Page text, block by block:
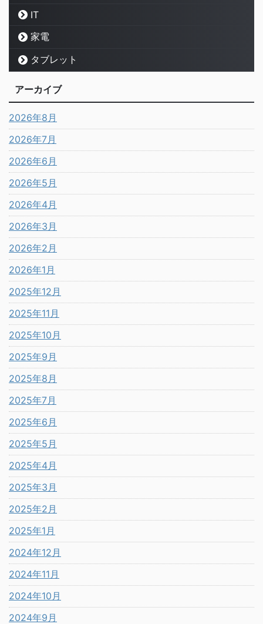
IT
家電
タブレット
アーカイブ
2026年8月
2026年7月
2026年6月
2026年5月
2026年4月
2026年3月
2026年2月
2026年1月
2025年12月
2025年11月
2025年10月
2025年9月
2025年8月
2025年7月
2025年6月
2025年5月
2025年4月
2025年3月
2025年2月
2025年1月
2024年12月
2024年11月
2024年10月
2024年9月